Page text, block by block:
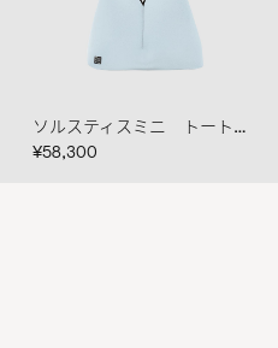
ソルスティスミニ トート アークティック
¥58,300